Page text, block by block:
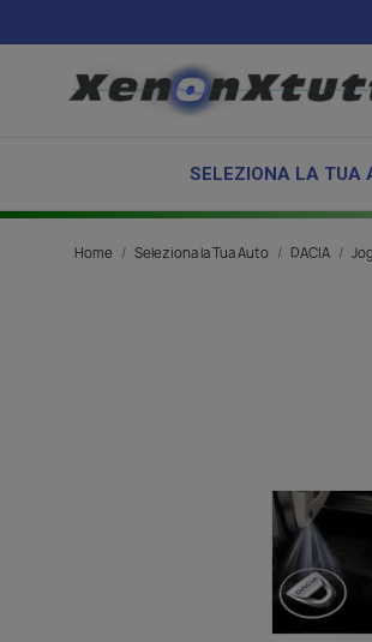
SELEZIONA LA TUA
Home Seleziona la Tua Auto DACIA